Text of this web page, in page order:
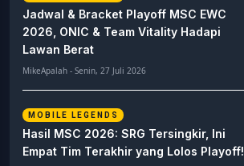
Jadwal & Bracket Playoff MSC EWC
2026, ONIC & Team Vitality Hadapi
Lawan Berat
MikeApalah - Senin, 27 Juli 2026
MOBILE LEGENDS
Hasil MSC 2026: SRG Tersingkir, Ini
Empat Tim Terakhir yang Lolos Playoff!